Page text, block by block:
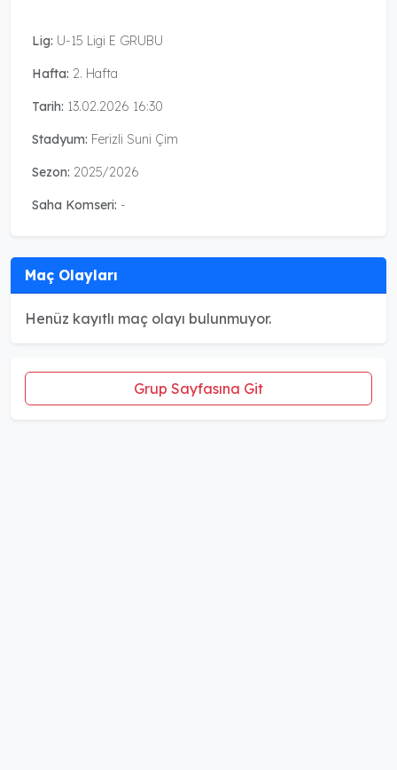
Lig: U-15 Ligi E GRUBU
Hafta: 2. Hafta
Tarih: 13.02.2026 16:30
Stadyum: Ferizli Suni Çim
Sezon: 2025/2026
Saha Komseri: -
Maç Olayları
Henüz kayıtlı maç olayı bulunmuyor.
Grup Sayfasına Git